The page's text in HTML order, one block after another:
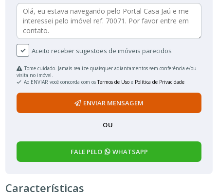
Aceito receber sugestões de imóveis parecidos
Tome cuidado. Jamais realize quaisquer adiantamentos sem conferência e/ou
visita no imóvel.
Ao ENVIAR você concorda com osTermos de Uso e Política de Privacidade
ENVIAR MENSAGEM
OU
FALE PELO WHATSAPP
Características